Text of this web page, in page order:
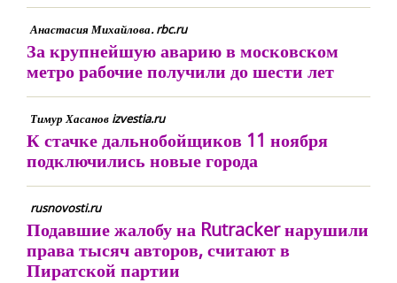
Анастасия Михайлова. rbc.ru
За крупнейшую аварию в московском
метро рабочие получили до шести лет
Тимур Хасанов izvestia.ru
К стачке дальнобойщиков 11 ноября
подключились новые города
rusnovosti.ru
Подавшие жалобу на Rutracker нарушили
права тысяч авторов, считают в
Пиратской партии